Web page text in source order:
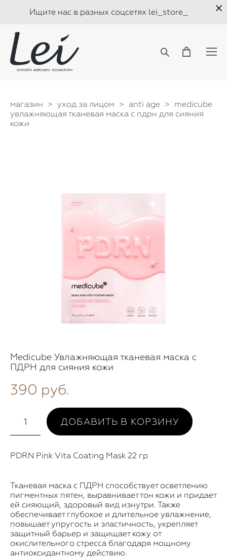
Ищите нас в разных соцсетях lei_store_
магазин > уход за лицом > anti age > medicube
увлажняющая тканевая маска с пдрн для сияния
кожи
Medicube Увлажняющая тканевая маска с
ПДРН для сияния кожи
390 pуб.
ДОБАВИТЬ В КОРЗИНУ
PDRN Pink Vita Coating Mask 22 гр
Тканевая маска с ПДРН способствует осветлению
пигментных пятен, выравнивает тон кожи и придает
ей сияющий, здоровый вид изнутри. Также
обеспечивает глубокое и длительное увлажнение,
повышает упругость и эластичность, укрепляет
защитный барьер и защищает кожу от
окислительного стресса благодаря мощному
антиоксидантному действию.